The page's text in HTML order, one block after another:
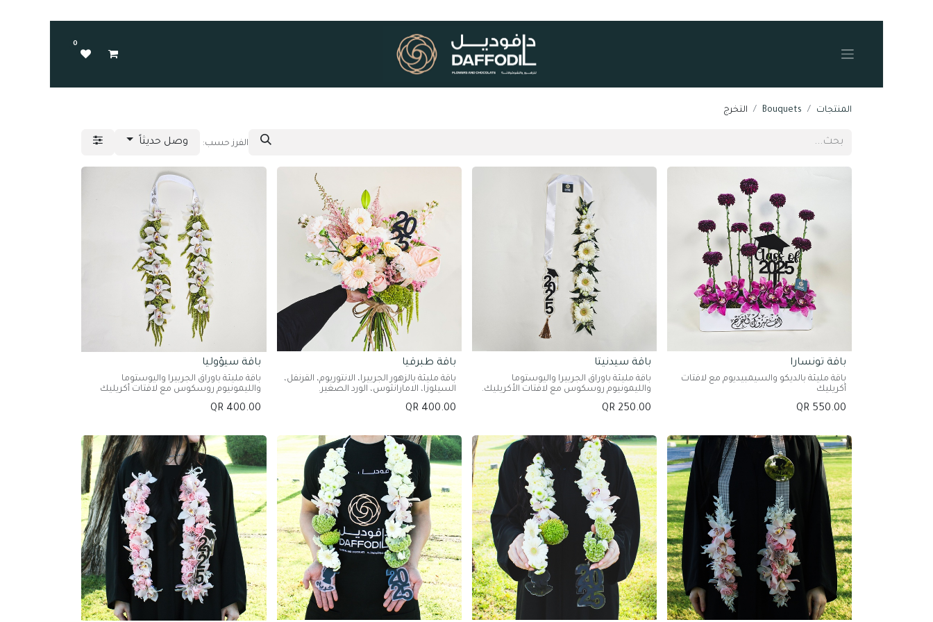
0
المنتجات Bouquets التخرج
الفرز حسب: وصل حديثاً
باقة تونسارا
باقة مليئة بالديكو والسيمبيديوم مع لافتات
أكريليك
550.00
باقة سيدنيتا
باقة مليئة بأوراق الجربيرا واليوستوما
والليمونيوم روسكوس مع لافتات الأكريليك.
250.00
باقة طبرقيا
باقة مليئة بالزهور الجربيرا، الانثوريوم، القرنفل،
السيلوزا، الامارانثوس، الورد الصغير.
400.00
باقة سيؤوليا
باقة مليئة بأوراق الجربيرا واليوستوما
والليمونيوم روسكوس مع لافتات أكريليك
400.00